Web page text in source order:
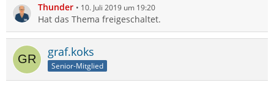
Thunder 10. Juli 2019 um 19:20
Hat das Thema freigeschaltet.
graf.koks
Senior-Mitglied